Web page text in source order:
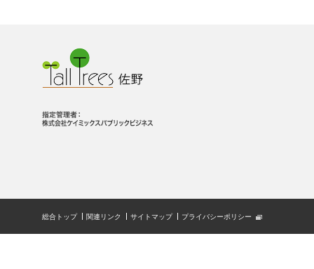
総合トップ 関連リンク サイトマップ プライバシーポリシー